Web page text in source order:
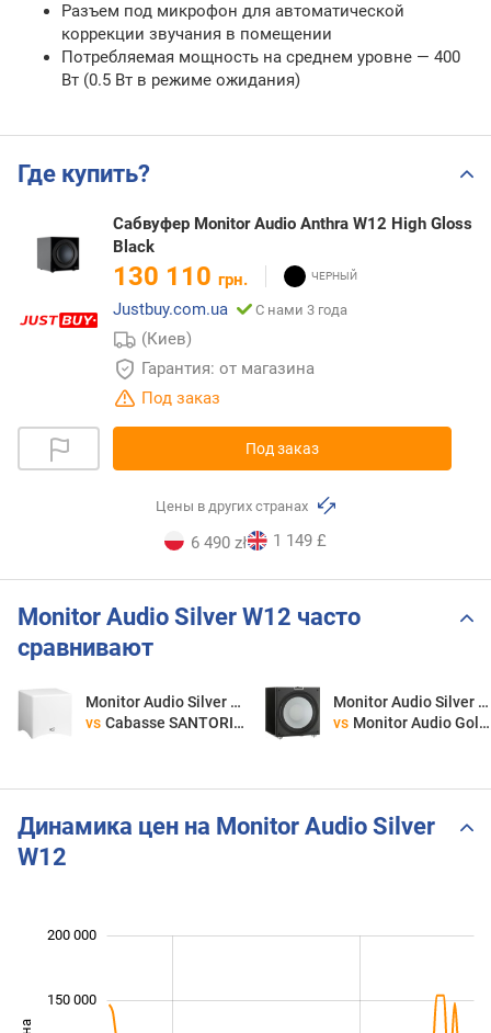
Разъем под микрофон для автоматической
коррекции звучания в помещении
Потребляемая мощность на среднем уровне — 400
Вт (0.5 Вт в режиме ожидания)
Где купить?
Сабвуфер Monitor Audio Anthra W12 High Gloss
Black
130 110 грн.
Justbuy.com.ua
С нами 3 года
(Киев)
Гарантия: от магазина
Под заказ
Под заказ
Цены в других странах
6 490 zł 1 149 £
Monitor Audio Silver W12 часто
сравнивают
Monitor Audio Silver W12
vs Cabasse SANTORIN 21M2
Monitor Audio Silver W12
vs Monitor Audio Gold W15
Динамика цен на Monitor Audio Silver
W12
150 000
200 000